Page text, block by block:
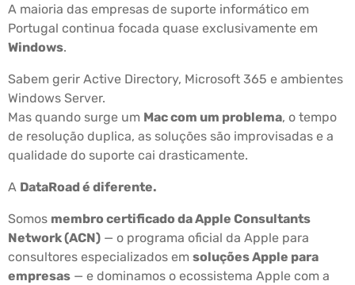
A maioria das empresas de suporte informático em
Portugal continua focada quase exclusivamente em
Windows.
Sabem gerir Active Directory, Microsoft 365 e ambientes
Windows Server.
Mas quando surge um Mac com um problema, o tempo
de resolução duplica, as soluções são improvisadas e a
qualidade do suporte cai drasticamente.
A DataRoad é diferente.
Somos membro certificado da Apple Consultants
Network (ACN) — o programa oficial da Apple para
consultores especializados em soluções Apple para
empresas — e dominamos o ecossistema Apple com a